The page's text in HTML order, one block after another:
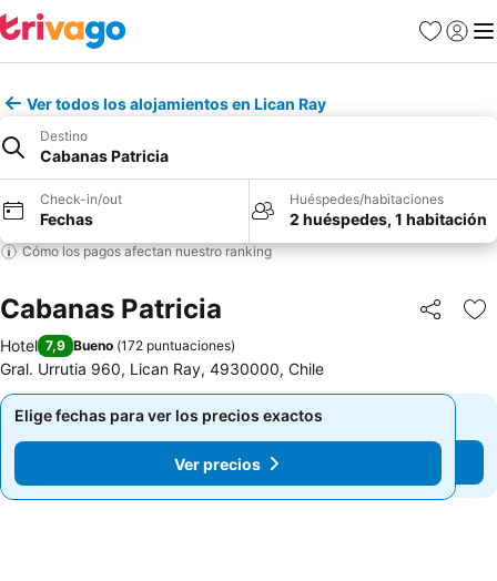
Favoritos
Iniciar
Ver todos los alojamientos en Lican Ray
Destino
Cabanas Patricia
Check-in/out
Fechas
Huéspedes/habitaciones
2 huéspedes, 1 habitación
Cómo los pagos afectan nuestro ranking
Cabanas Patricia Compartir
Hotel 7,9 Bueno (172 puntuaciones)
Gral. Urrutia 960, Lican Ray, 4930000, Chile
Elige fechas para ver los precios exactos
Ver precios
Elige fechas para ver los precios exactos
Ver precios